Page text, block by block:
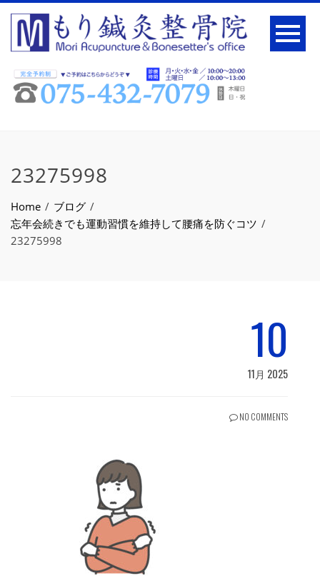
23275998
Home
ブログ
忘年会続きでも運動習慣を維持して腰痛を防ぐコツ
23275998
10
11月 2025
NO COMMENTS